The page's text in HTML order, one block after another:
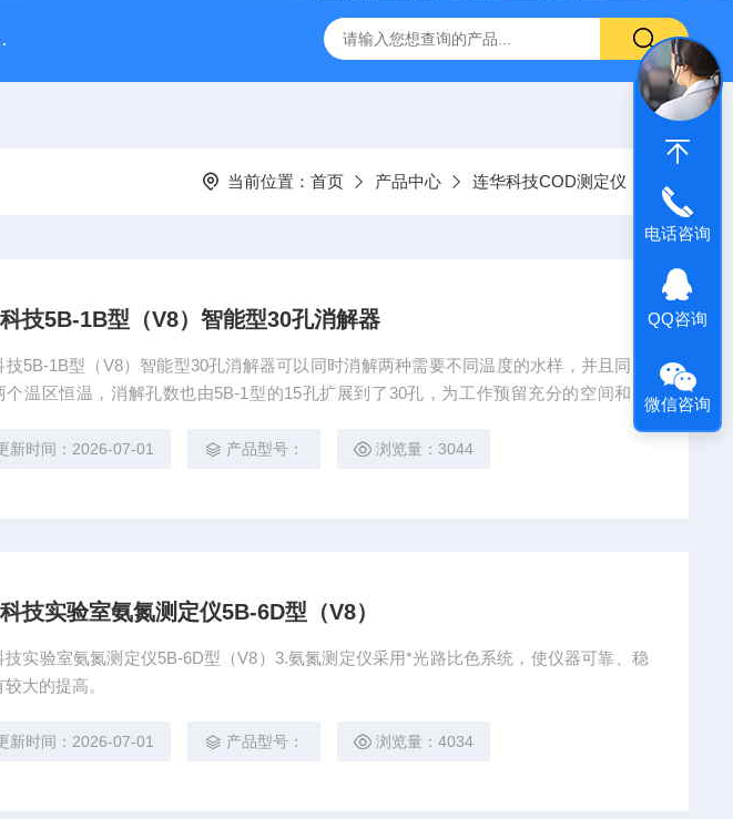
哈希在线PH计电极PD1R1 哈希HQ40D便携式多参数水质分析仪 哈希PD1P1在线PH
当前位置： 首页 产品中心 连华科技COD测定仪
技5B-1B型（V8）智能型30孔消解器
技5B-1B型（V8）智能型30孔消解器可以同时消解两种需要不同温度的水样，并且同时
个温区恒温，消解孔数也由5B-1型的15孔扩展到了30孔，为工作预留充分的空间和时
新时间：2026-07-01 产品型号： 浏览量：3044
技实验室氨氮测定仪5B-6D型（V8）
技实验室氨氮测定仪5B-6D型（V8）3.氨氮测定仪采用*光路比色系统，使仪器可靠、稳
大的提高。
新时间：2026-07-01 产品型号： 浏览量：4034
电话咨询
QQ咨询
微信咨询